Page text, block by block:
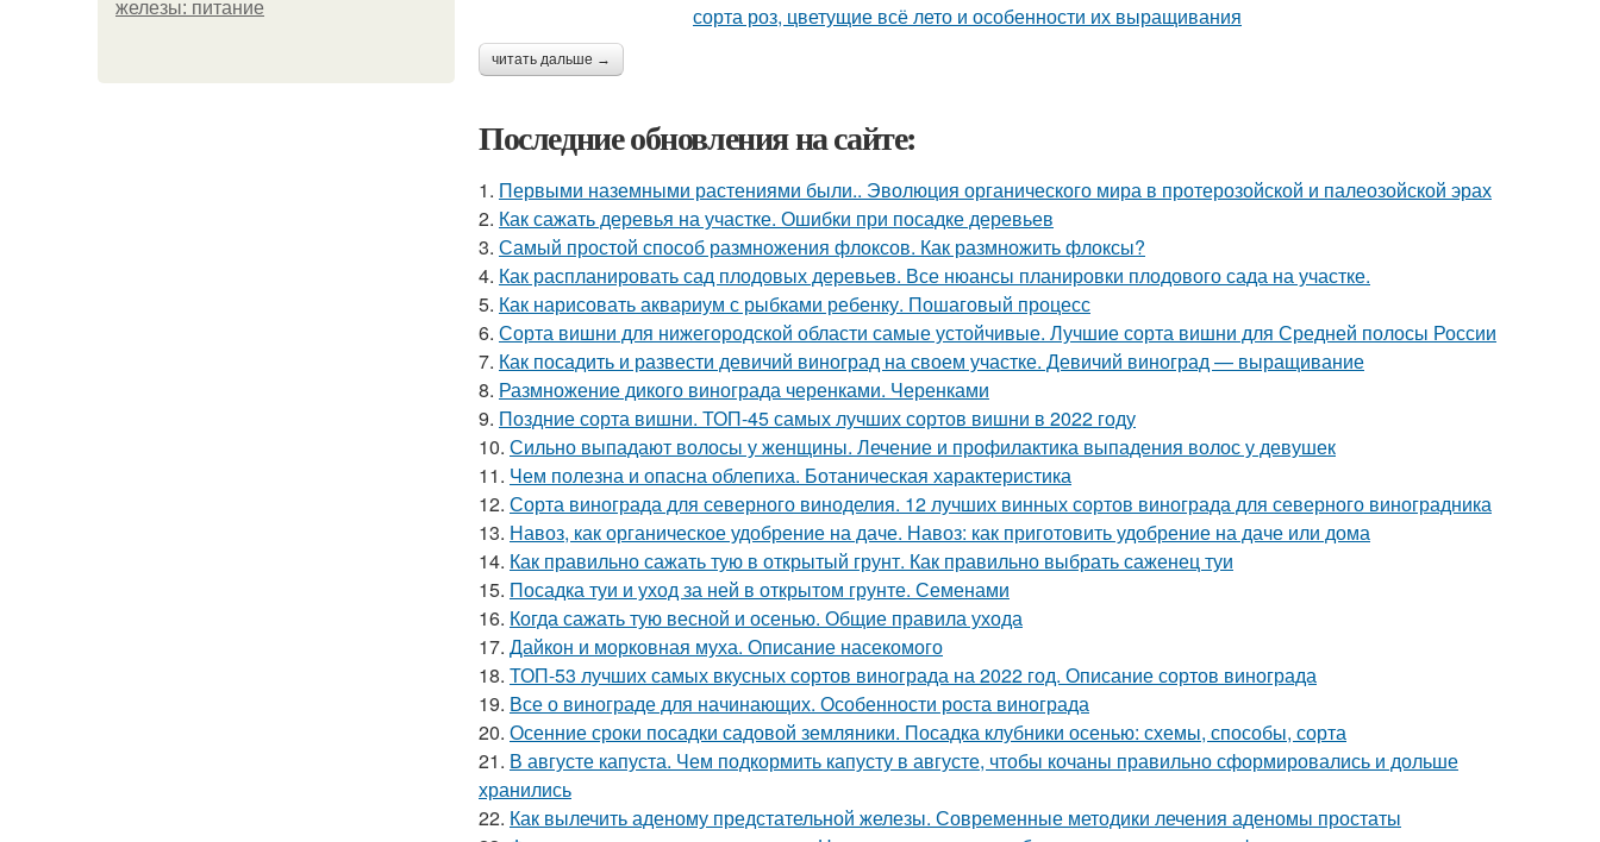
железы: питание
читать дальше →
Последние обновления на сайте:
1. Первыми наземными растениями были.. Эволюция органического мира в протерозойской и палеозойской эрах
2. Как сажать деревья на участке. Ошибки при посадке деревьев
3. Самый простой способ размножения флоксов. Как размножить флоксы?
4. Как распланировать сад плодовых деревьев. Все нюансы планировки плодового сада на участке.
5. Как нарисовать аквариум с рыбками ребенку. Пошаговый процесс
6. Сорта вишни для нижегородской области самые устойчивые. Лучшие сорта вишни для Средней полосы России
7. Как посадить и развести девичий виноград на своем участке. Девичий виноград — выращивание
8. Размножение дикого винограда черенками. Черенками
9. Поздние сорта вишни. ТОП-45 самых лучших сортов вишни в 2022 году
10. Сильно выпадают волосы у женщины. Лечение и профилактика выпадения волос у девушек
11. Чем полезна и опасна облепиха. Ботаническая характеристика
12. Сорта винограда для северного виноделия. 12 лучших винных сортов винограда для северного виноградника
13. Навоз, как органическое удобрение на даче. Навоз: как приготовить удобрение на даче или дома
14. Как правильно сажать тую в открытый грунт. Как правильно выбрать саженец туи
15. Посадка туи и уход за ней в открытом грунте. Семенами
16. Когда сажать тую весной и осенью. Общие правила ухода
17. Дайкон и морковная муха. Описание насекомого
18. ТОП-53 лучших самых вкусных сортов винограда на 2022 год. Описание сортов винограда
19. Все о винограде для начинающих. Особенности роста винограда
20. Осенние сроки посадки садовой земляники. Посадка клубники осенью: схемы, способы, сорта
21. В августе капуста. Чем подкормить капусту в августе, чтобы кочаны правильно сформировались и дольше
хранились
22. Как вылечить аденому предстательной железы. Современные методики лечения аденомы простаты